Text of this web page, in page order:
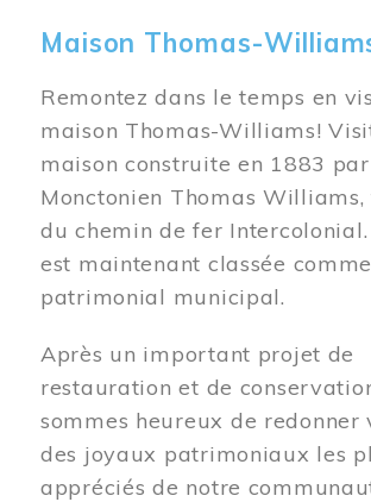
Maison Thomas-
Remontez dans le temps en
maison Thomas-Williams!
maison construite en 1883 par
Monctonien Thomas
du chemin de fer
est maintenant classée
patrimonial municipal.
Après un important projet de
restauration et de
sommes heureux de redonner
des joyaux patrimoniaux les
appréciés de notre